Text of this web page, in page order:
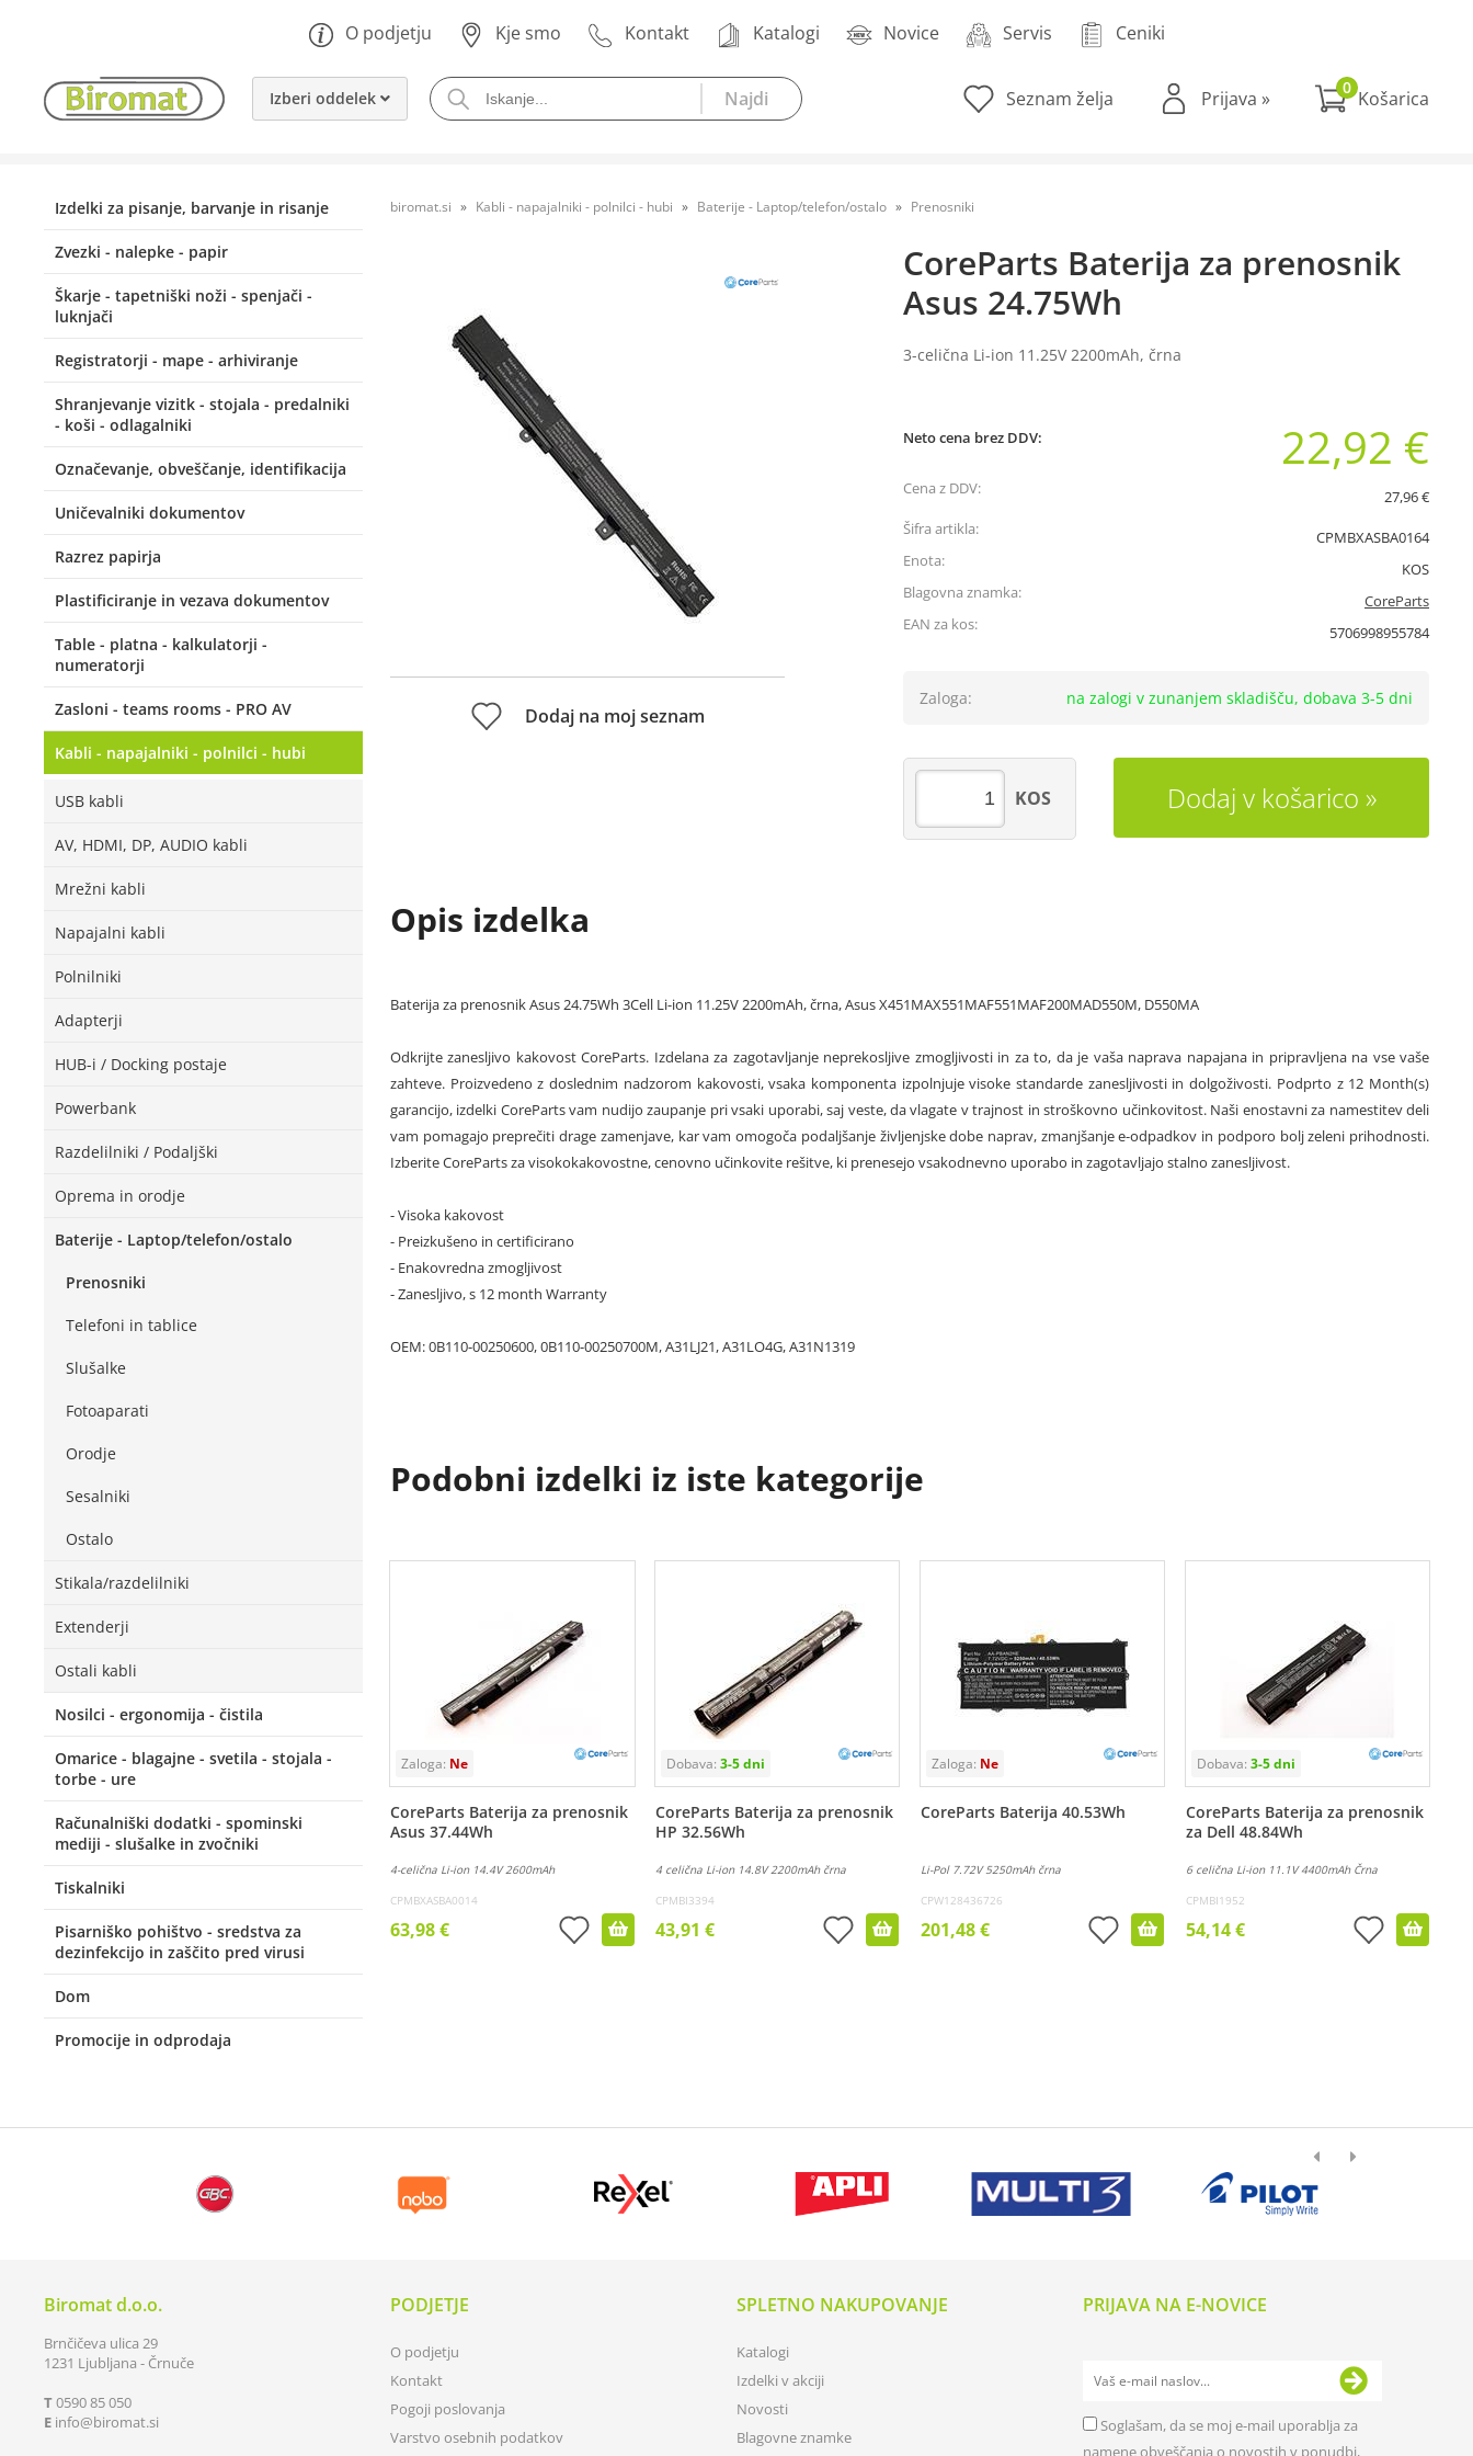
O podjetju Kje smo Kontakt Katalogi Novice Servis Ceniki
Izberi oddelek Seznam želja Prijava » 0
Izdelki za pisanje, barvanje in risanje
Zvezki - nalepke - papir
Škarje - tapetniški noži - spenjači -
luknjači
Registratorji - mape - arhiviranje
Shranjevanje vizitk - stojala - predalniki
- koši - odlagalniki
Označevanje, obveščanje, identifikacija
Uničevalniki dokumentov
Razrez papirja
Plastificiranje in vezava dokumentov
Table - platna - kalkulatorji -
numeratorji
Zasloni - teams rooms - PRO AV
Kabli - napajalniki - polnilci - hubi
USB kabli
AV, HDMI, DP, AUDIO kabli
Mrežni kabli
Napajalni kabli
Polnilniki
Adapterji
HUB-i / Docking postaje
Powerbank
Razdelilniki / Podaljški
Oprema in orodje
Baterije - Laptop/telefon/ostalo
Prenosniki
Telefoni in tablice
Slušalke
Fotoaparati
Orodje
Sesalniki
Ostalo
Stikala/razdelilniki
Extenderji
Ostali kabli
Nosilci - ergonomija - čistila
Omarice - blagajne - svetila - stojala -
torbe - ure
Računalniški dodatki - spominski
mediji - slušalke in zvočniki
Tiskalniki
Pisarniško pohištvo - sredstva za
dezinfekcijo in zaščito pred virusi
Dom
Promocije in odprodaja
biromat.si Kabli - napajalniki - polnilci - hubi Baterije - Laptop/telefon/ostalo Prenosniki
CoreParts Baterija za prenosnik
Asus 24.75Wh
3-celična Li-ion 11.25V 2200mAh, črna
Dodaj na moj seznam
Neto cena brez DDV: 22,92 €
Cena z DDV:
27,96 €
Šifra artikla:
CPMBXASBA0164
Enota:
KOS
Blagovna znamka:
CoreParts
EAN za kos:
5706998955784
Zaloga: na zalogi v zunanjem skladišču, dobava 3-5 dni
Dodaj v košarico
KOS
Opis izdelka
Baterija za prenosnik Asus 24.75Wh 3Cell Li-ion 11.25V 2200mAh, črna, Asus X451MAX551MAF551MAF200MAD550M, D550MA
Odkrijte zanesljivo kakovost CoreParts. Izdelana za zagotavljanje neprekosljive zmogljivosti in za to, da je vaša naprava napajana in pripravljena na vse vaše
zahteve. Proizvedeno z doslednim nadzorom kakovosti, vsaka komponenta izpolnjuje visoke standarde zanesljivosti in dolgoživosti. Podprto z 12 Month(s)
garancijo, izdelki CoreParts vam nudijo zaupanje pri vsaki uporabi, saj veste, da vlagate v trajnost in stroškovno učinkovitost. Naši enostavni za namestitev deli
vam pomagajo preprečiti drage zamenjave, kar vam omogoča podaljšanje življenjske dobe naprav, zmanjšanje e-odpadkov in podporo bolj zeleni prihodnosti.
Izberite CoreParts za visokokakovostne, cenovno učinkovite rešitve, ki prenesejo vsakodnevno uporabo in zagotavljajo stalno zanesljivost.
- Visoka kakovost
- Preizkušeno in certificirano
- Enakovredna zmogljivost
- Zanesljivo, s 12 month Warranty
OEM: 0B110-00250600, 0B110-00250700M, A31LJ21, A31LO4G, A31N1319
Podobni izdelki iz iste kategorije
CoreParts Baterija za prenosnik
Asus 37.44Wh
4-celična Li-ion 14.4V 2600mAh
CPMBXASBA0014
63,98 €
CoreParts Baterija za prenosnik
HP 32.56Wh
4 celična Li-ion 14.8V 2200mAh črna
CPMBI3394
43,91 €
CoreParts Baterija 40.53Wh
Li-Pol 7.72V 5250mAh črna
CPW128436726
201,48 €
CoreParts Baterija za prenosnik
za Dell 48.84Wh
6 celična Li-ion 11.1V 4400mAh Črna
CPMBI1952
54,14 €
Biromat d.o.o.
Brnčičeva ulica 29
1231 Ljubljana - Črnuče
T0590 85 050
E info biromat.si
PODJETJE
O podjetju
Kontakt
Pogoji poslovanja
Varstvo osebnih podatkov
SPLETNO NAKUPOVANJE
Katalogi
Izdelki v akciji
Novosti
Blagovne znamke
PRIJAVA NA E-NOVICE
Soglašam, da se moj e-mail uporablja za
namene obveščanja o novostih v ponudbi,